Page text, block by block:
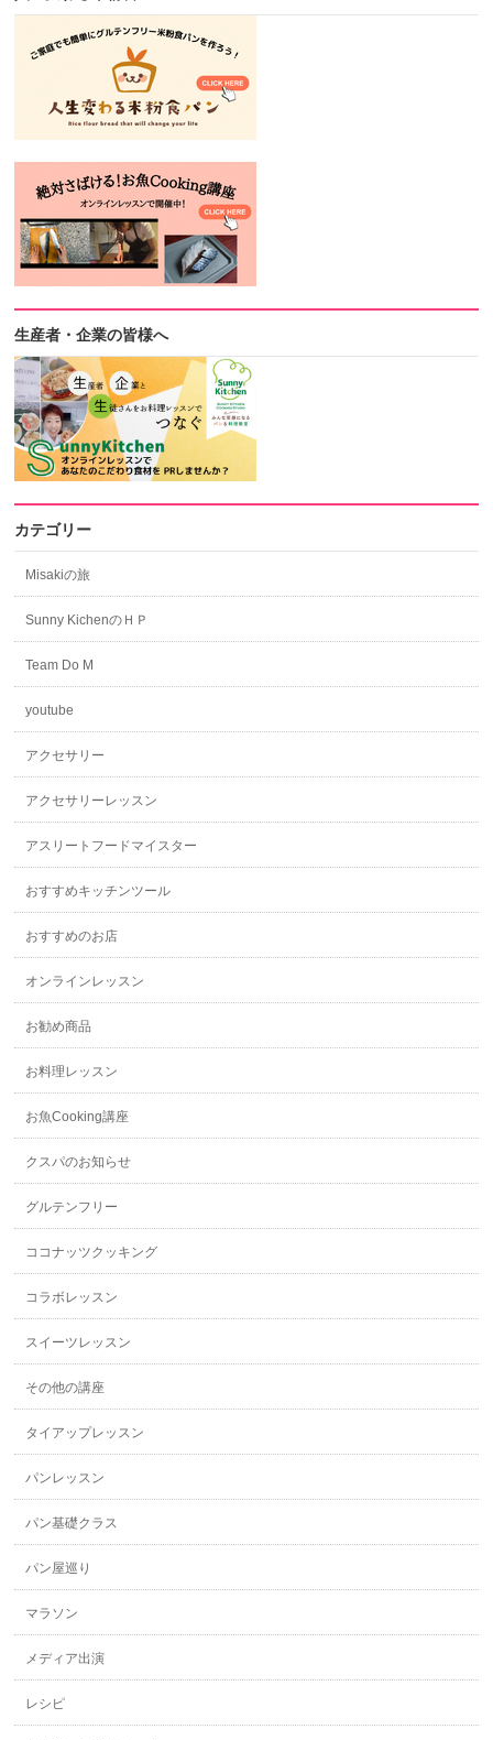
生産者・企業の皆様へ
カテゴリー
Misakiの旅
Sunny KichenのＨＰ
Team Do M
youtube
アクセサリー
アクセサリーレッスン
アスリートフードマイスター
おすすめキッチンツール
おすすめのお店
オンラインレッスン
お勧め商品
お料理レッスン
お魚Cooking講座
クスパのお知らせ
グルテンフリー
ココナッツクッキング
コラボレッスン
スイーツレッスン
その他の講座
タイアップレッスン
パンレッスン
パン基礎クラス
パン屋巡り
マラソン
メディア出演
レシピ